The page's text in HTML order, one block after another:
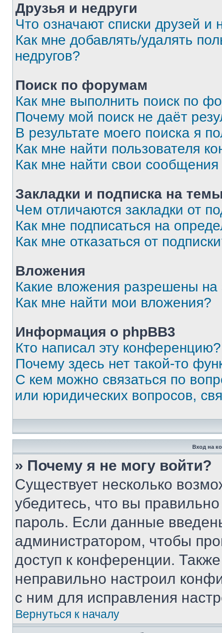
Друзья и недруги
Что означают списки друзей и
Как мне добавлять/удалять
недругов?
Поиск по форумам
Как мне выполнить поиск по
Почему мой поиск не даёт
В результате моего поиска я
Как мне найти пользователя
Как мне найти свои
Закладки и подписка на
Чем отличаются закладки от
Как мне подписаться на
Как мне отказаться от
Вложения
Какие вложения разрешены
Как мне найти мои вложения?
Информация о phpBB3
Кто написал эту конференцию?
Почему здесь нет такой-то
С кем можно связаться по
или юридических вопросов,
Вход на
» Почему я не могу войти?
Существует несколько
убедитесь, что вы
пароль. Если данные
администратором, чтобы
доступ к конференции.
неправильно настроил
с ним для исправления
Вернуться к началу